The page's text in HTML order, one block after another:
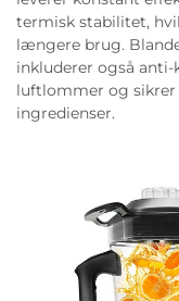
termisk stabilitet,
længere brug.
inkluderer også
luftlommer og
ingredienser.